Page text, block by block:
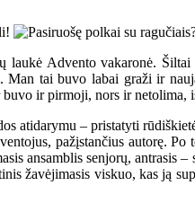
Advento vakaronė.
tai buvo labai graži ir
buvo ir pirmoji, nors ir netolima,
atidarymu – pristatyti
pažįstančius autorę.
ansamblis senjorų, antrasis
žavėjimasis viskuo, kas ją